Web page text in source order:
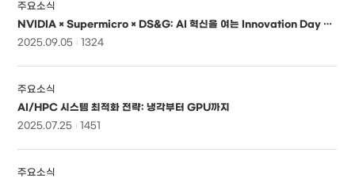
주요소식
NVIDIA × Supermicro × DS&G: AI 혁신을 여는 Innovation Day 2025
2025.09.05
1324
주요소식
AI/HPC 시스템 최적화 전략: 냉각부터 GPU까지
2025.07.25
1451
주요소식